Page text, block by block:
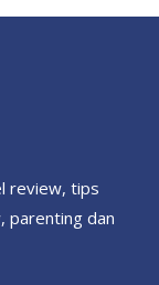
review, tips
parenting dan